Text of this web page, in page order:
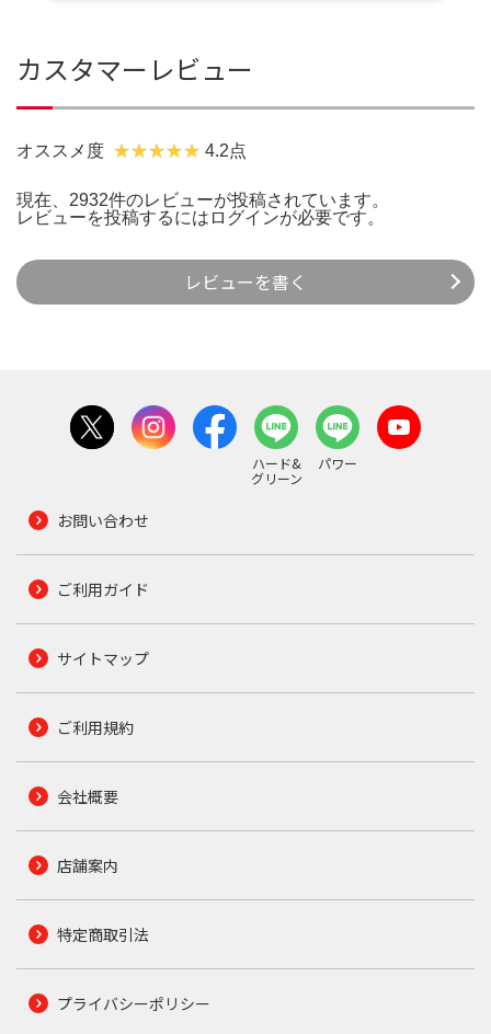
カスタマーレビュー
オススメ度 4.2点
現在、2932件のレビューが投稿されています。
レビューを投稿するには ログインが必要です。
レビューを書く
ハード&
グリーン
パワー
お問い合わせ
ご利用ガイド
サイトマップ
ご利用規約
会社概要
店舗案内
特定商取引法
プライバシーポリシー